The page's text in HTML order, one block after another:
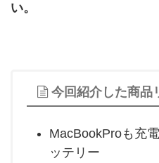
い。
今回紹介した商品
MacBookProも充
ッテリー